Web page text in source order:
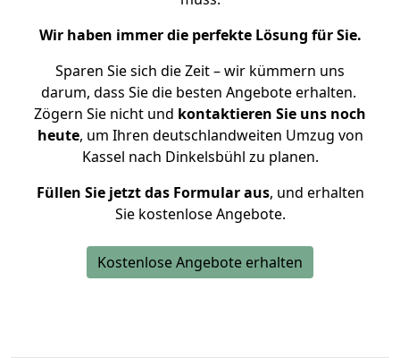
Wir haben immer die perfekte Lösung für Sie.
Sparen Sie sich die Zeit – wir kümmern uns
darum, dass Sie die besten Angebote erhalten.
Zögern Sie nicht und kontaktieren Sie uns noch
heute, um Ihren deutschlandweiten Umzug von
Kassel nach Dinkelsbühl zu planen.
Füllen Sie jetzt das Formular aus, und erhalten
Sie kostenlose Angebote.
Kostenlose Angebote erhalten